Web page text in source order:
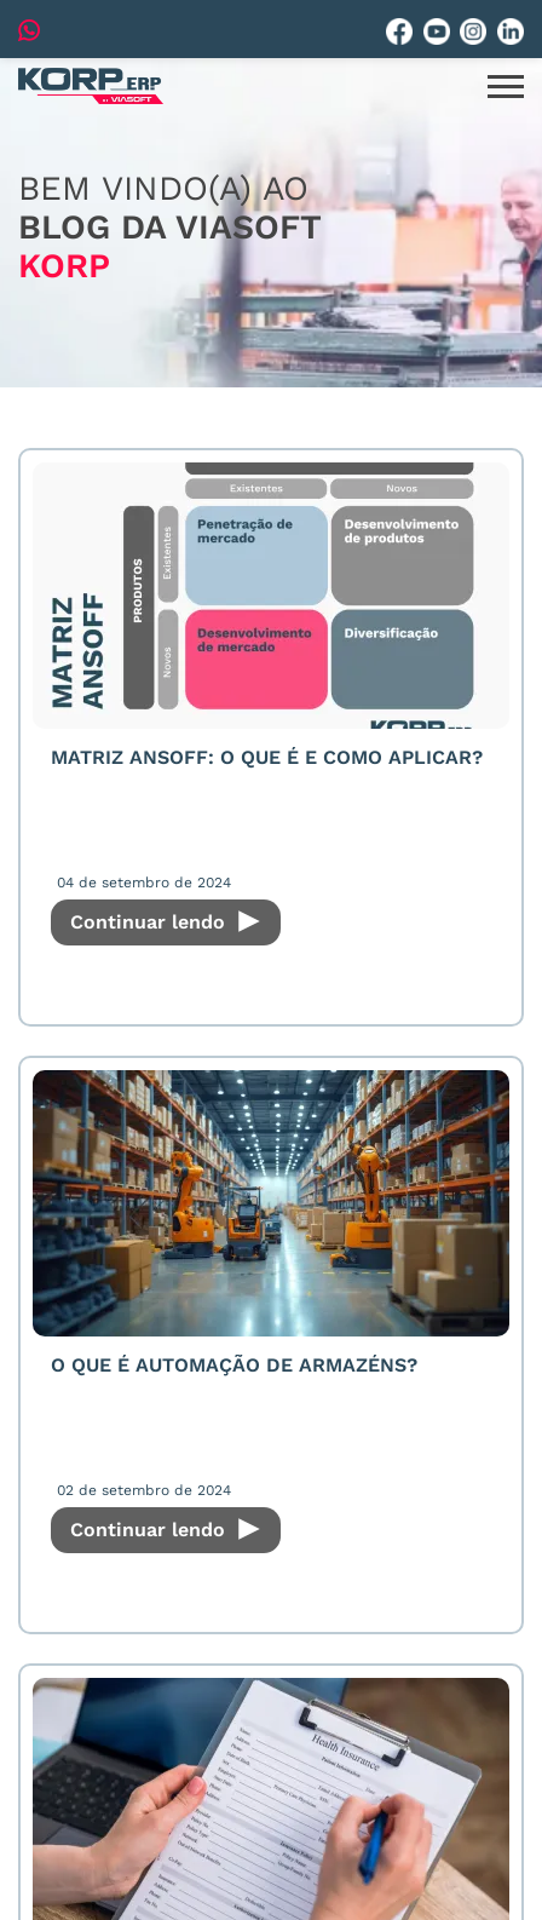
BEM VINDO(A) AO
BLOG DA VIASOFT
KORP
MATRIZ ANSOFF: O QUE É E COMO APLICAR?
04 de setembro de 2024
Continuar lendo
O QUE É AUTOMAÇÃO DE ARMAZÉNS?
02 de setembro de 2024
Continuar lendo